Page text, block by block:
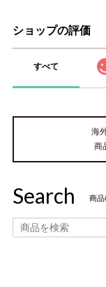
ショップの評価
すべて
海
商
Search 商品